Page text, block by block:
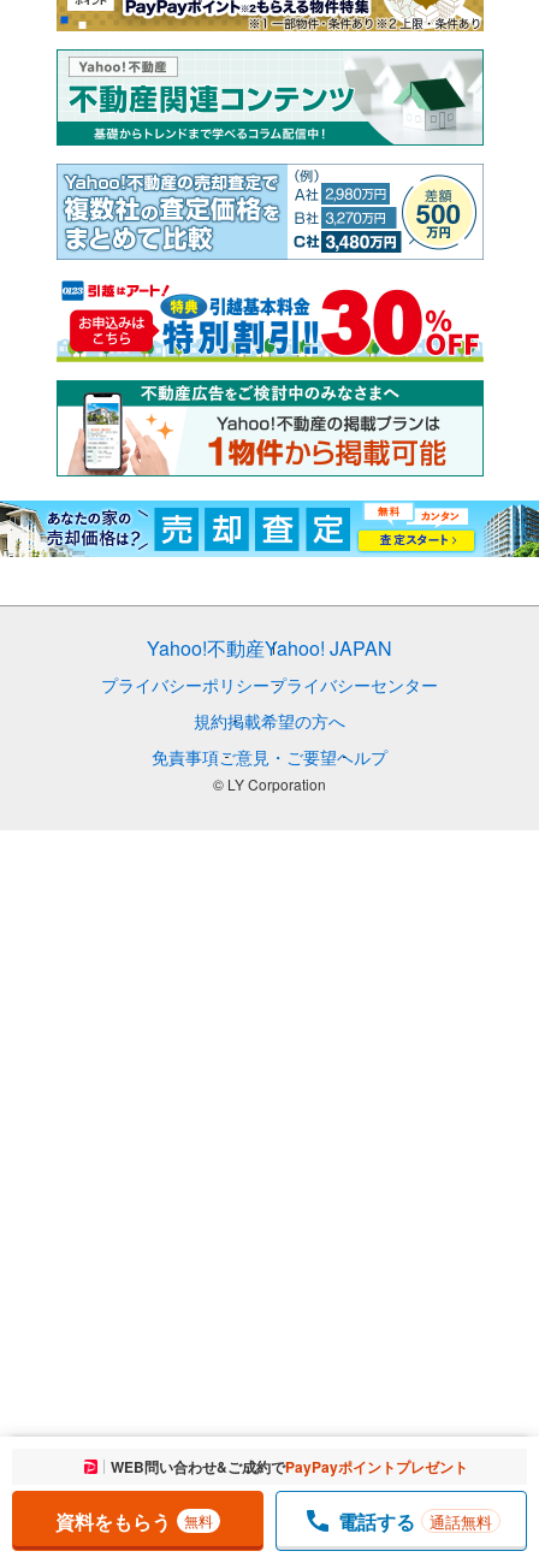
お気に入りに追加しました。 一覧を開く
WEB問い合わせ&ご成約でPayPayポイントプレゼント
資料をもらう 無料 電話する 通話無料
Yahoo!不動産Yahoo! JAPAN
プライバシーポリシープライバシーセンター
規約掲載希望の方へ
免責事項ご意見・ご要望ヘルプ
© LY Corporation